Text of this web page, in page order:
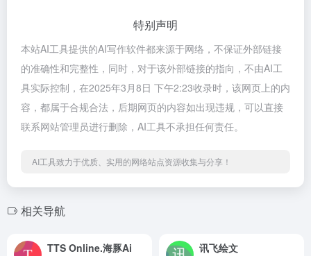
特别声明
本站AI工具提供的AI写作软件都来源于网络，不保证外部链接
的准确性和完整性，同时，对于该外部链接的指向，不由AI工
具实际控制，在2025年3月8日 下午2:23收录时，该网页上的内
容，都属于合规合法，后期网页的内容如出现违规，可以直接
联系网站管理员进行删除，AI工具不承担任何责任。
AI工具致力于优质、实用的网络站点资源收集与分享！
相关导航
TTS Online.海豚Ai 讯飞绘文